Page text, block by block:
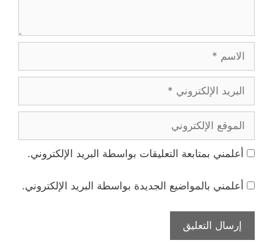
الإلكتروني
الإلكتروني
أعلمني بمتابعة التعليقات بواسطة البريد الإلكتروني.
أعلمني بالمواضيع الجديدة بواسطة البريد الإلكتروني.